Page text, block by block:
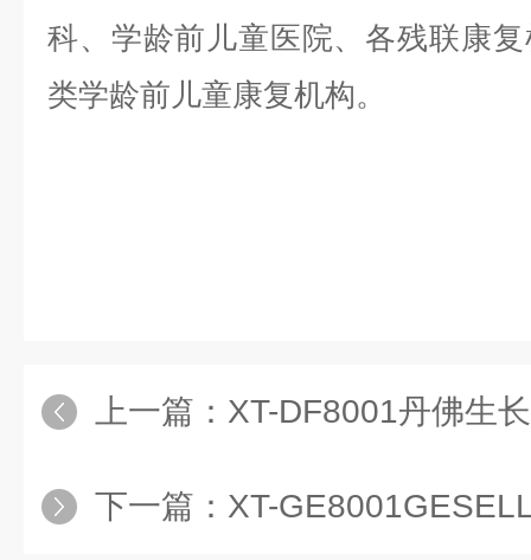
科、学龄前儿童医院、各残联康
类学龄前儿童康复机构。
上一篇： XT-DF8001丹佛生
下一篇： XT-GE8001GESELL